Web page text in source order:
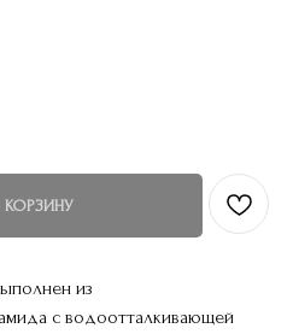
КОРЗИНУ
из
с водоотталкивающей